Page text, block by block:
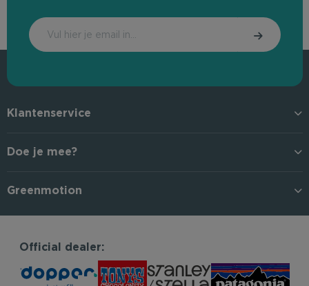
Klantenservice
Doe je mee?
Greenmotion
Official dealer: